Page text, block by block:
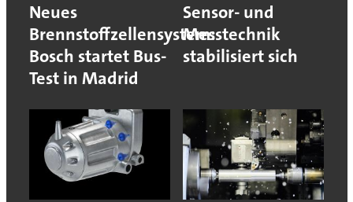
Neues
Brennstoffzellensystem:
Bosch startet Bus-
Test in Madrid
Sensor- und
Messtechnik
stabilisiert sich